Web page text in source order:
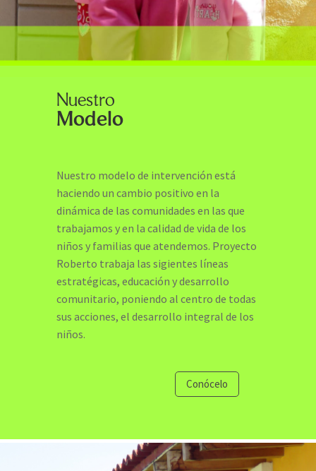
Nuestro
Modelo
Nuestro modelo de intervención está
haciendo un cambio positivo en la
dinámica de las comunidades en las que
trabajamos y en la calidad de vida de los
niños y familias que atendemos. Proyecto
Roberto trabaja las sigientes líneas
estratégicas, educación y desarrollo
comunitario, poniendo al centro de todas
sus acciones, el desarrollo integral de los
niños.
Conócelo